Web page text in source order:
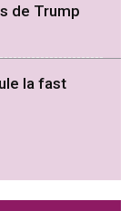
de Trump
la fast